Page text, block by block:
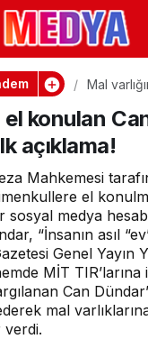
Mal
açıklama!
el konulan
açıklama!
Mahkemesi
el
sosyal medya
“İnsanın asıl
Genel Yayın
MİT TIR’larına
Can
mal
verdi.
9